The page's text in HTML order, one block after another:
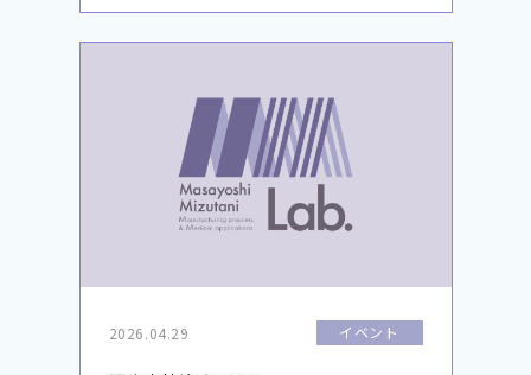
2026.04.29 イベント